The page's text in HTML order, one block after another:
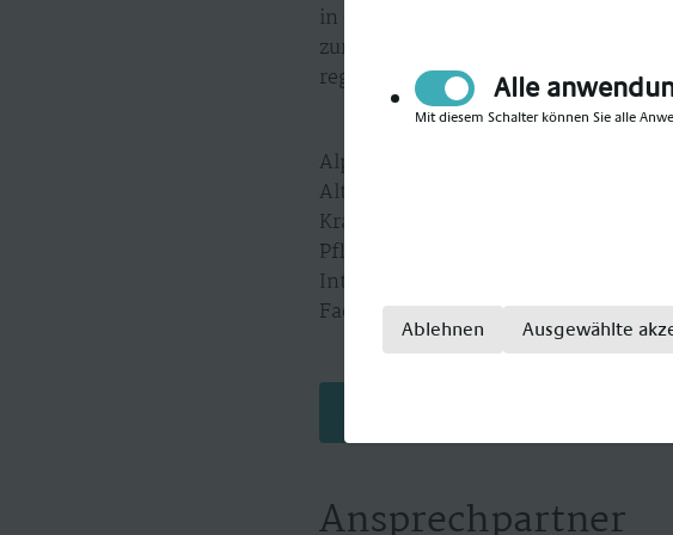
in deiner Nähe und lass dich
zurückgeschickt, sondern
regionsabhängig gestaltet.
Alpha-Med gilt als Spezialanbieter
Alten- und Krankenpflege. Wir
Krankenpfleger, Krankenpfleger,
Pflegefachkraft,
Intensivpfleger, Intensivpflege,
Fachkrankenpfleger.
Ansprechpartner
Alle
Mit diesem Schalter können Sie alle
Ablehnen Ausgewählte